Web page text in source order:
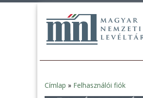
Jelenlegi
Címlap » Felhasználói fiók